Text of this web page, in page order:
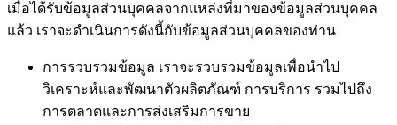
เมื่อได้รับข้อมูลส่วนบุคคลจากแหล่งที่มาของข้อมูลส่วนบุคคล
แล้ว เราจะดำเนินการดังนี้กับข้อมูลส่วนบุคคลของท่าน
การรวบรวมข้อมูล เราจะรวบรวมข้อมูลเพื่อนำไป
วิเคราะห์และพัฒนาตัวผลิตภัณฑ์ การบริการ รวมไปถึง
การตลาดและการส่งเสริมการขาย